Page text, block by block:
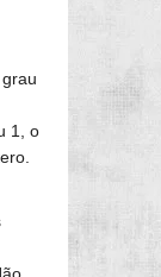
1, o